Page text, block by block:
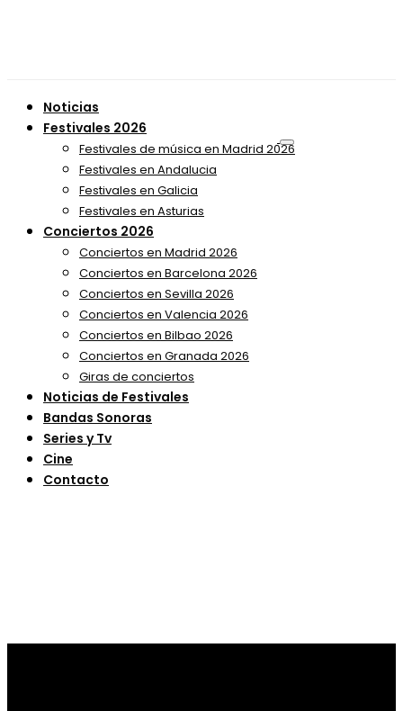
Noticias
Festivales 2026
Festivales de música en Madrid 2026
Festivales en Andalucia
Festivales en Galicia
Festivales en Asturias
Conciertos 2026
Conciertos en Madrid 2026
Conciertos en Barcelona 2026
Conciertos en Sevilla 2026
Conciertos en Valencia 2026
Conciertos en Bilbao 2026
Conciertos en Granada 2026
Giras de conciertos
Noticias de Festivales
Bandas Sonoras
Series y Tv
Cine
Contacto